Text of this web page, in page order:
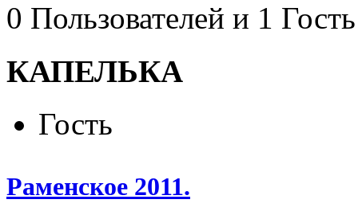
0 Пользователей и 1
КАПЕЛЬКА
Гость
Раменское 2011.